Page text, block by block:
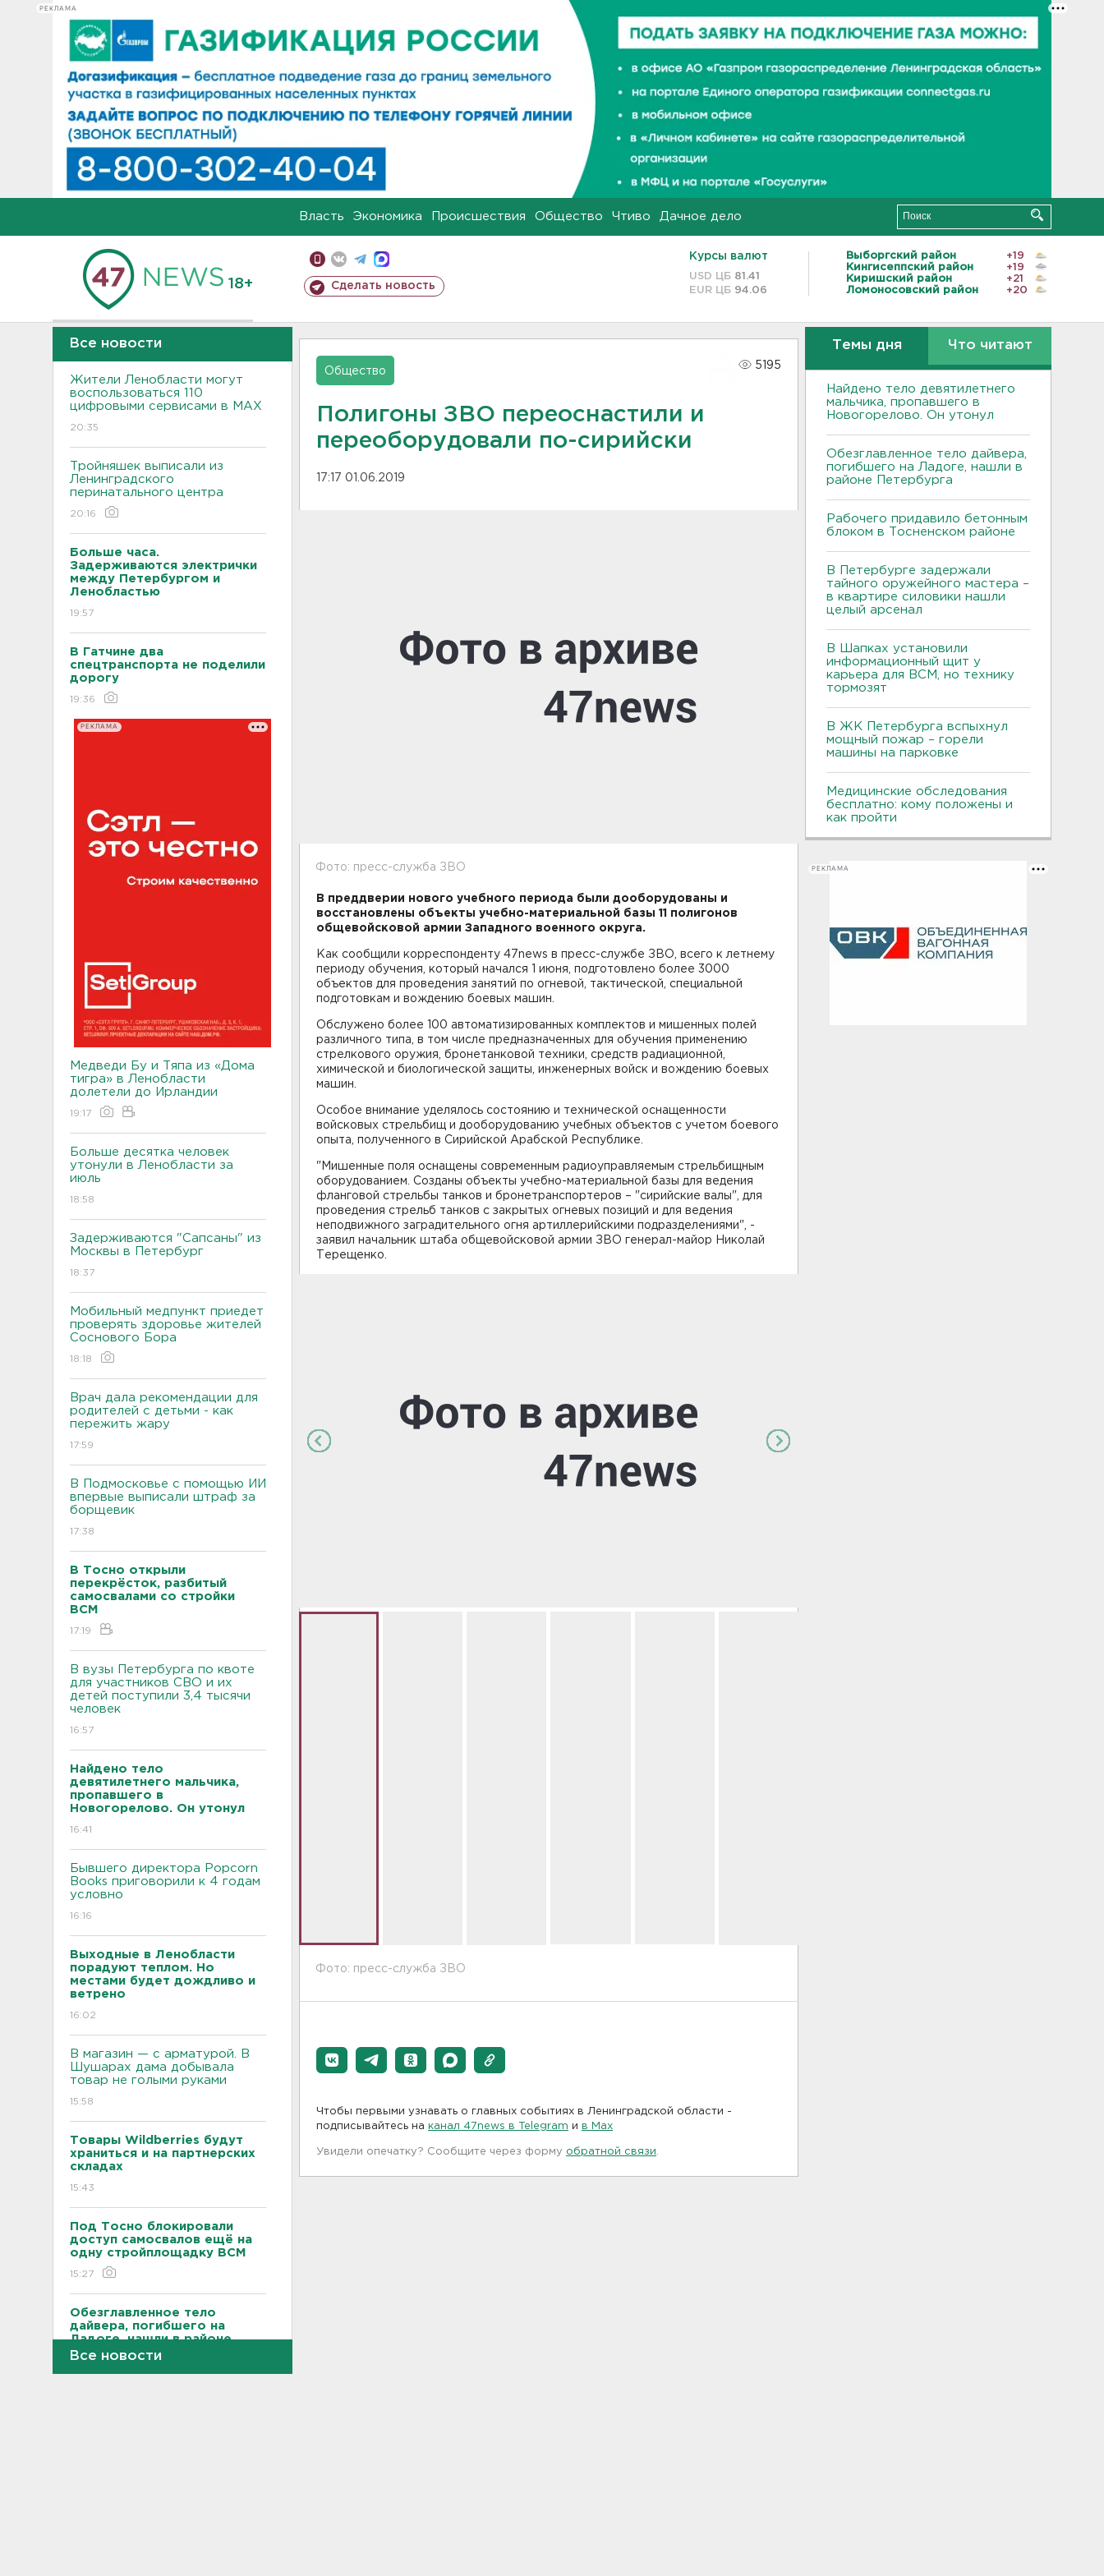
РЕКЛАМА
Власть Экономика Происшествия Общество Чтиво Дачное дело
18+ Сделать новость
Курсы валют
USD ЦБ 81.41
EUR ЦБ 94.06
Выборгский район
+19
Кингисеппский район
+19
Киришский район
+21
Ломоносовский район
+20
Все новости
Жители Ленобласти могут
воспользоваться 110
цифровыми сервисами в МАХ
20:35
Тройняшек выписали из
Ленинградского
перинатального центра
20:16
Больше часа.
Задерживаются электрички
между Петербургом и
Ленобластью
19:57
В Гатчине два
спецтранспорта не поделили
дорогу
19:36
РЕКЛАМА
Медведи Бу и Тяпа из «Дома
тигра» в Ленобласти
долетели до Ирландии
19:17
Больше десятка человек
утонули в Ленобласти за
июль
18:58
Задерживаются "Сапсаны" из
Москвы в Петербург
18:37
Мобильный медпункт приедет
проверять здоровье жителей
Соснового Бора
18:18
Врач дала рекомендации для
родителей с детьми - как
пережить жару
17:59
В Подмосковье с помощью ИИ
впервые выписали штраф за
борщевик
17:38
В Тосно открыли
перекрёсток, разбитый
самосвалами со стройки
ВСМ
17:19
В вузы Петербурга по квоте
для участников СВО и их
детей поступили 3,4 тысячи
человек
16:57
Найдено тело
девятилетнего мальчика,
пропавшего в
Новогорелово. Он утонул
16:41
Бывшего директора Popcorn
Books приговорили к 4 годам
условно
16:16
Выходные в Ленобласти
порадуют теплом. Но
местами будет дождливо и
ветрено
16:02
В магазин — с арматурой. В
Шушарах дама добывала
товар не голыми руками
15:58
Товары Wildberries будут
храниться и на партнерских
складах
15:43
Под Тосно блокировали
доступ самосвалов ещё на
одну стройплощадку ВСМ
15:27
Обезглавленное тело
дайвера, погибшего на
Ладоге, нашли в районе
Петербурга
15:12
Все новости
Общество
5195
Полигоны ЗВО переоснастили и
переоборудовали по-сирийски
17:17 01.06.2019
Фото: пресс-служба ЗВО
В преддверии нового учебного периода были дооборудованы и
восстановлены объекты учебно-материальной базы 11 полигонов
общевойсковой армии Западного военного округа.
Как сообщили корреспонденту 47news в пресс-службе ЗВО, всего к летнему
периоду обучения, который начался 1 июня, подготовлено более 3000
объектов для проведения занятий по огневой, тактической, специальной
подготовкам и вождению боевых машин.
Обслужено более 100 автоматизированных комплектов и мишенных полей
различного типа, в том числе предназначенных для обучения применению
стрелкового оружия, бронетанковой техники, средств радиационной,
химической и биологической защиты, инженерных войск и вождению боевых
машин.
Особое внимание уделялось состоянию и технической оснащенности
войсковых стрельбищ и дооборудованию учебных объектов с учетом боевого
опыта, полученного в Сирийской Арабской Республике.
"Мишенные поля оснащены современным радиоуправляемым стрельбищным
оборудованием. Созданы объекты учебно-материальной базы для ведения
фланговой стрельбы танков и бронетранспортеров – "сирийские валы", для
проведения стрельб танков с закрытых огневых позиций и для ведения
неподвижного заградительного огня артиллерийскими подразделениями", -
заявил начальник штаба общевойсковой армии ЗВО генерал-майор Николай
Терещенко.
Фото: пресс-служба ЗВО
Чтобы первыми узнавать о главных событиях в Ленинградской области -
подписывайтесь на канал 47news в Telegram и в Maх
Увидели опечатку? Сообщите через форму обратной связи
Темы дня Что читают
Найдено тело девятилетнего
мальчика, пропавшего в
Новогорелово. Он утонул
Обезглавленное тело дайвера,
погибшего на Ладоге, нашли в
районе Петербурга
Рабочего придавило бетонным
блоком в Тосненском районе
В Петербурге задержали
тайного оружейного мастера –
в квартире силовики нашли
целый арсенал
В Шапках установили
информационный щит у
карьера для ВСМ, но технику
тормозят
В ЖК Петербурга вспыхнул
мощный пожар – горели
машины на парковке
Медицинские обследования
бесплатно: кому положены и
как пройти
РЕКЛАМА